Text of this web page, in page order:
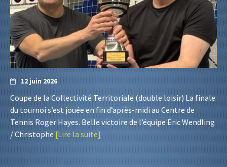
12 juin 2026
Coupe de la Collectivité Territoriale (double loisir) La finale
du tournoi s’est jouée en fin d’après-midi au Centre de
Tennis Roger Hayes. Belle victoire de l’équipe Eric Wendling
/ Christophe [Lire la suite]